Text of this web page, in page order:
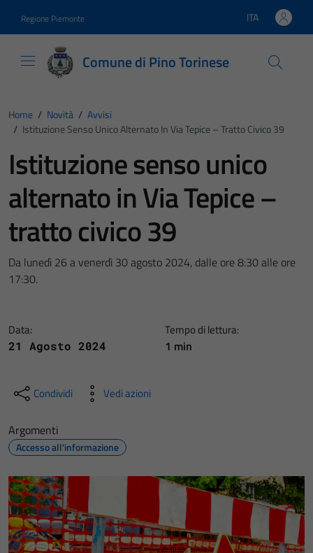
Regione Piemonte Lingua attiva:
ITA
Comune di Pino Torinese
Home / Novità / Avvisi
/ Istituzione Senso Unico Alternato In Via Tepice – Tratto Civico 39
Istituzione senso unico
alternato in Via Tepice –
tratto civico 39
Da lunedì 26 a venerdì 30 agosto 2024, dalle ore 8:30 alle ore
17:30.
Data:
21 Agosto 2024
Tempo di lettura:
1 min
Condividi Vedi azioni
Argomenti
Accesso all'informazione